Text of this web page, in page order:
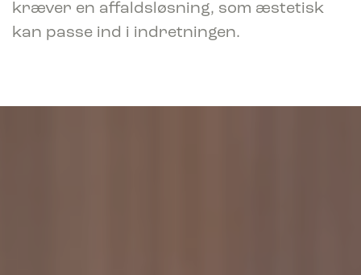
kræver en affaldsløsning, som æstetisk
kan passe ind i indretningen.